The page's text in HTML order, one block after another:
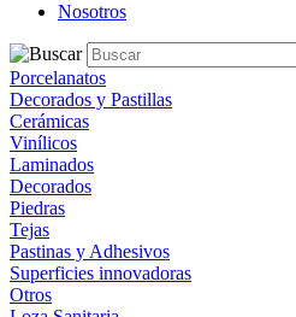
Nosotros
Porcelanatos
Decorados y Pastillas
Cerámicas
Vinílicos
Laminados
Decorados
Piedras
Tejas
Pastinas y Adhesivos
Superficies innovadoras
Otros